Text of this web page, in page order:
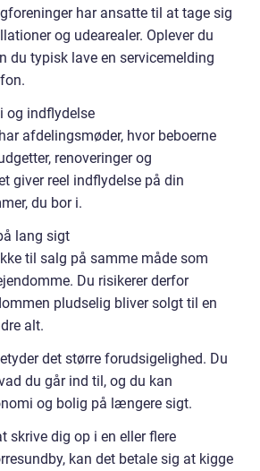
har ansatte til at tage sig
og udearealer. Oplever du
du typisk lave en servicemelding
og indflydelse
afdelingsmøder, hvor beboerne
renoveringer og
giver reel indflydelse på din
du bor i.
lang sigt
til salg på samme måde som
Du risikerer derfor
pludselig bliver solgt til en
alt.
det større forudsigelighed. Du
du går ind til, og du kan
og bolig på længere sigt.
skrive dig op i en eller flere
kan det betale sig at kigge